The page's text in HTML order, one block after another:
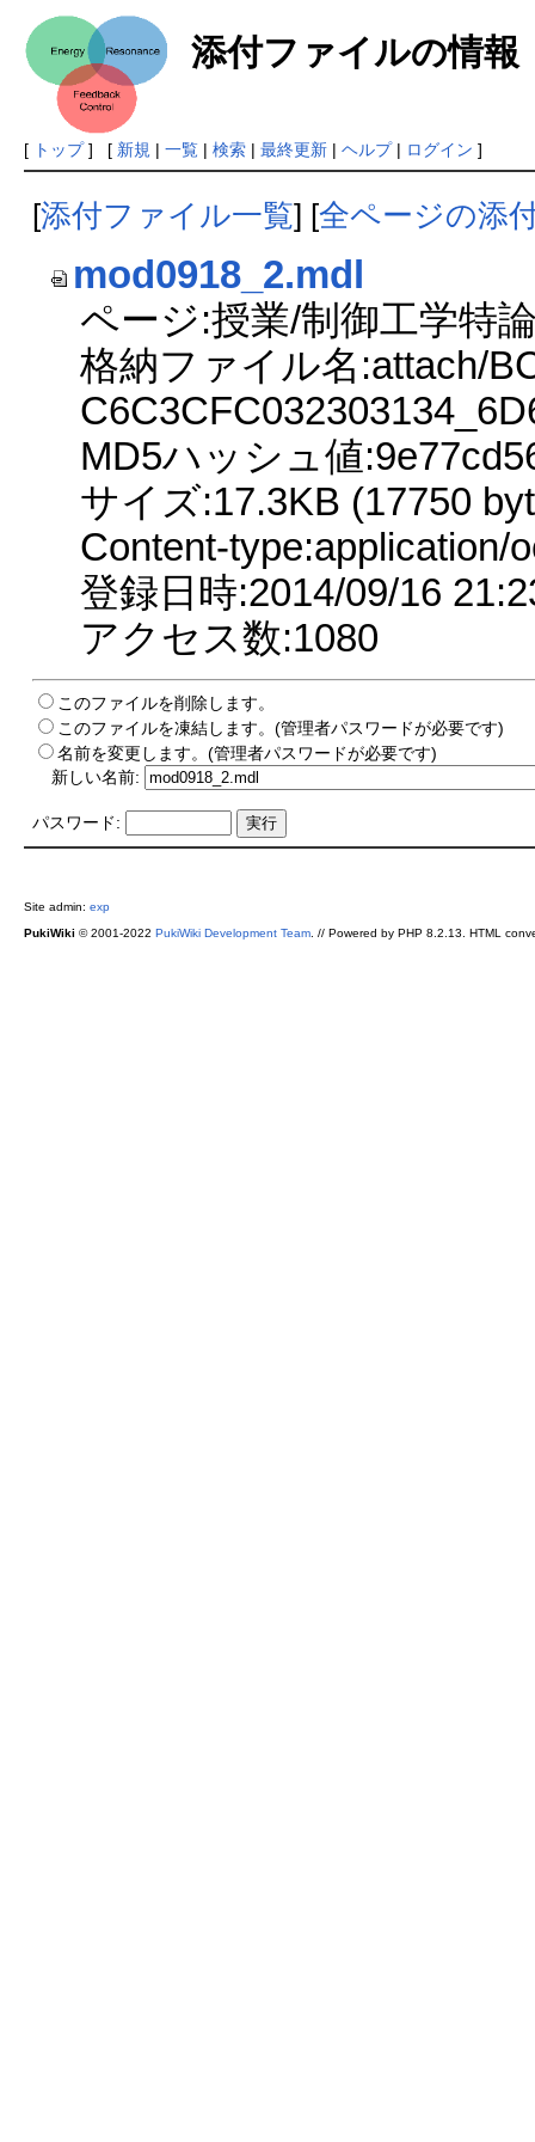
添付ファイルの情報
[ トップ] [ 新規 | 一覧| 検索| 最終更新| ヘルプ| ログイン ]
[添付ファイル一覧] [全ページの添
mod0918_2.mdl
ページ:授業/制御工学特
格納ファイル名:attach/
MD5ハッシュ値
サイズ:17.3KB (17750
Content-type:application/
登録日時:2014/09/16
アクセス数:1080
このファイルを削除します。
このファイルを凍結します。(管理者パスワードが必要です)
名前を変更します。(管理者パスワードが必要です)
新しい名前:
パスワード:
Site admin: exp
PukiWiki © 2001-2022 PukiWiki Development Team. // Powered by PHP 8.2.13. HTML